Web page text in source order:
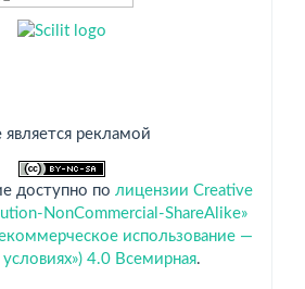
является рекламой
доступно по лицензии Creative
NonCommercial-ShareAlike»
использование —
4.0 Всемирная.